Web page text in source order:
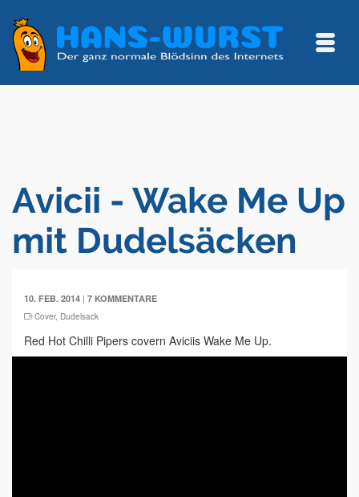
Avicii - Wake Me Up
mit Dudelsäcken
10. FEB. 2014 | 7 KOMMENTARE
Cover, Dudelsack
Red Hot Chilli Pipers covern Aviciis Wake Me Up.